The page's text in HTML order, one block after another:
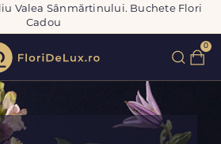
Valea Sânmărtinului. Buchete Flori
Cadou
0